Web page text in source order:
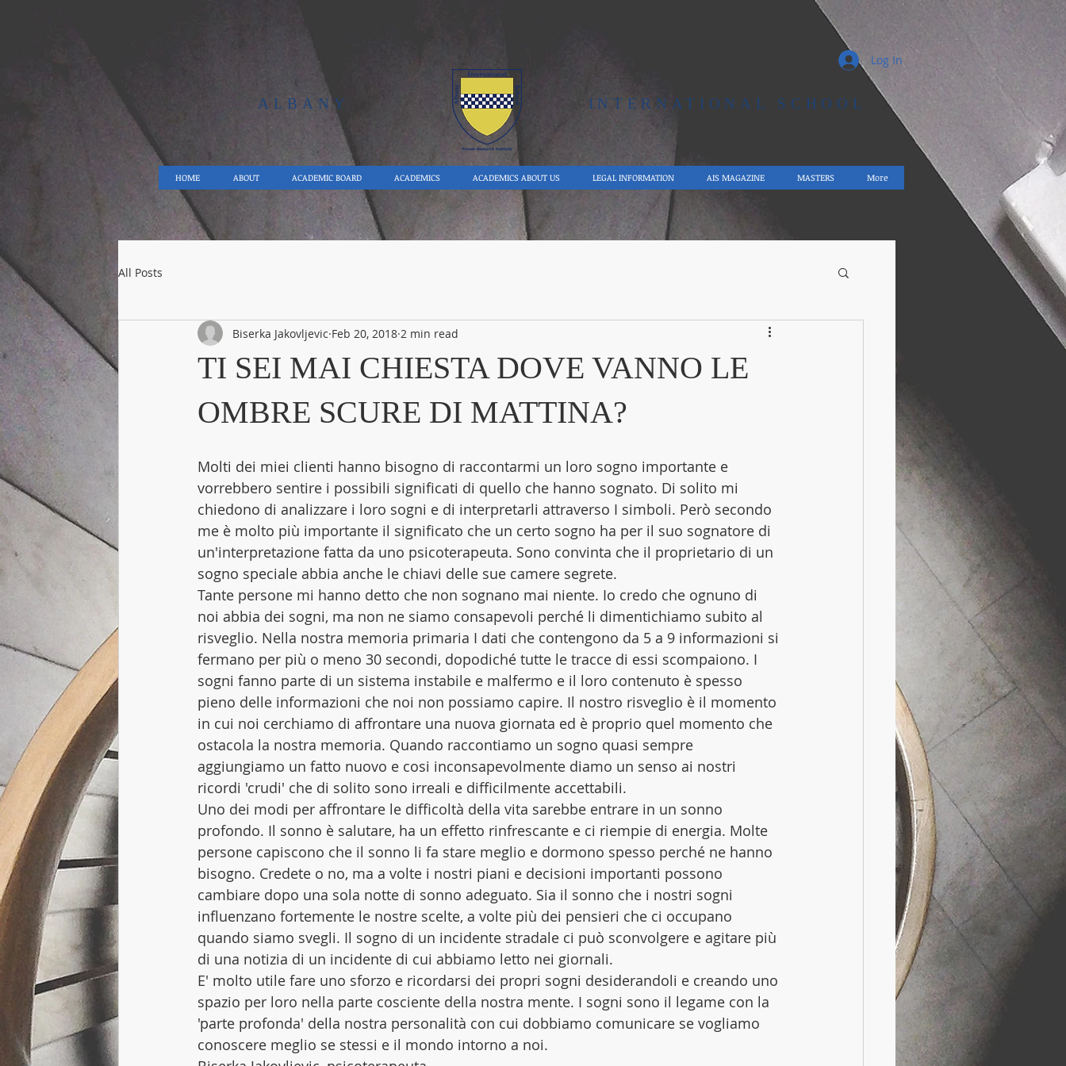
ALBANY INTERNATIONAL SCHOOL
HOME ABOUT ACADEMIC BOARD ACADEMICS ACADEMICS ABOUT US LEGAL INFORMATION AIS MAGAZINE MASTERS More
Log In
All Posts
TI SEI MAI CHIESTA DOVE VANNO LE
OMBRE SCURE DI MATTINA?
Biserka Jakovljevic Feb 20, 2018 2 min read
Molti dei miei clienti hanno bisogno di raccontarmi un loro sogno importante e
vorrebbero sentire i possibili significati di quello che hanno sognato. Di solito mi
chiedono di analizzare i loro sogni e di interpretarli attraverso I simboli. Però secondo
me è molto più importante il significato che un certo sogno ha per il suo sognatore di
un'interpretazione fatta da uno psicoterapeuta. Sono convinta che il proprietario di un
sogno speciale abbia anche le chiavi delle sue camere segrete.
Tante persone mi hanno detto che non sognano mai niente. Io credo che ognuno di
noi abbia dei sogni, ma non ne siamo consapevoli perché li dimentichiamo subito al
risveglio. Nella nostra memoria primaria I dati che contengono da 5 a 9 informazioni si
fermano per più o meno 30 secondi, dopodiché tutte le tracce di essi scompaiono. I
sogni fanno parte di un sistema instabile e malfermo e il loro contenuto è spesso
pieno delle informazioni che noi non possiamo capire. Il nostro risveglio è il momento
in cui noi cerchiamo di affrontare una nuova giornata ed è proprio quel momento che
ostacola la nostra memoria. Quando raccontiamo un sogno quasi sempre
aggiungiamo un fatto nuovo e cosi inconsapevolmente diamo un senso ai nostri
ricordi 'crudi' che di solito sono irreali e difficilmente accettabili.
Uno dei modi per affrontare le difficoltà della vita sarebbe entrare in un sonno
profondo. Il sonno è salutare, ha un effetto rinfrescante e ci riempie di energia. Molte
persone capiscono che il sonno li fa stare meglio e dormono spesso perché ne hanno
bisogno. Credete o no, ma a volte i nostri piani e decisioni importanti possono
cambiare dopo una sola notte di sonno adeguato. Sia il sonno che i nostri sogni
influenzano fortemente le nostre scelte, a volte più dei pensieri che ci occupano
quando siamo svegli. Il sogno di un incidente stradale ci può sconvolgere e agitare più
di una notizia di un incidente di cui abbiamo letto nei giornali.
E' molto utile fare uno sforzo e ricordarsi dei propri sogni desiderandoli e creando uno
spazio per loro nella parte cosciente della nostra mente. I sogni sono il legame con la
'parte profonda' della nostra personalità con cui dobbiamo comunicare se vogliamo
conoscere meglio se stessi e il mondo intorno a noi.